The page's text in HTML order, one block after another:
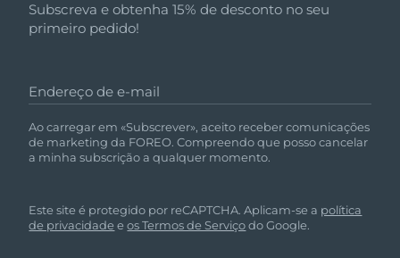
Subscreva e obtenha 15% de desconto no seu
primeiro pedido!
Endereço de e-mail
Ao carregar em «Subscrever», aceito receber comunicações
de marketing da FOREO. Compreendo que posso cancelar
a minha subscrição a qualquer momento.
Este site é protegido por reCAPTCHA. Aplicam-se a política
de privacidade eos Termos de Serviçodo Google.